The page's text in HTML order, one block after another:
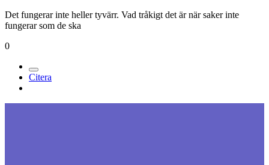
Det fungerar inte heller tyvärr. Vad tråkigt det är när saker inte
fungerar som de ska
0
Citera